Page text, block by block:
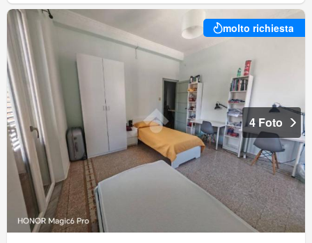
molto richiesta
4 Foto